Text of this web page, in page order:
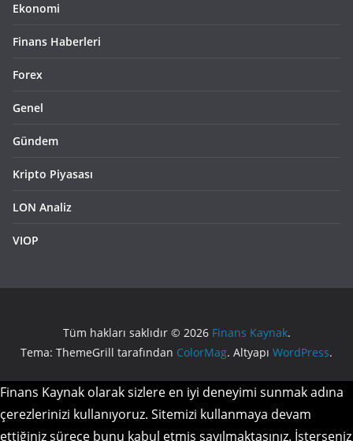
Ekonomi
Finans Haberleri
Forex
Genel
Gündem
Kripto Piyasası
LON Analiz
VIOP
Tüm hakları saklıdır © 2026 Finans Kaynak.
Tema: ThemeGrill tarafından ColorMag. Altyapı WordPress.
Finans Kaynak olarak sizlere en iyi deneyimi sunmak adına
çerezlerinizi kullanıyoruz. Sitemizi kullanmaya devam
ettiğiniz sürece bunu kabul etmiş sayılmaktasınız. İsterseniz